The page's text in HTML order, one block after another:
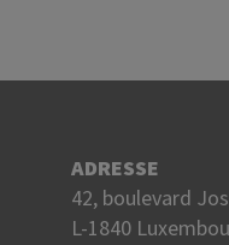
ADRESSE
42, boulevard
L-1840